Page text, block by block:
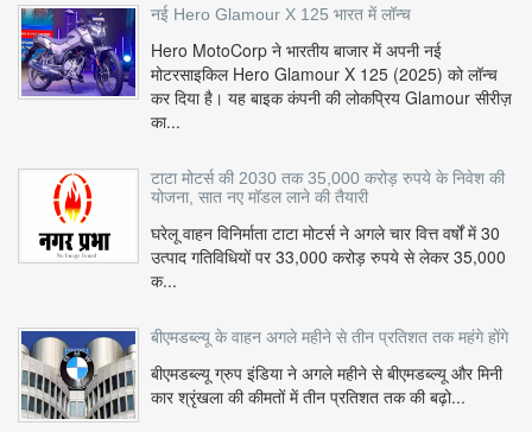
नई Hero Glamour X 125 भारत में लॉन्च
Hero MotoCorp ने भारतीय बाजार में अपनी नई
मोटरसाइकिल Hero Glamour X 125 (2025) को लॉन्च
कर दिया है। यह बाइक कंपनी की लोकप्रिय Glamour सीरीज़
का...
टाटा मोटर्स की 2030 तक 35,000 करोड़ रुपये के निवेश की
योजना, सात नए मॉडल लाने की तैयारी
घरेलू वाहन विनिर्माता टाटा मोटर्स ने अगले चार वित्त वर्षों में 30
उत्पाद गतिविधियों पर 33,000 करोड़ रुपये से लेकर 35,000
क...
बीएमडब्ल्यू के वाहन अगले महीने से तीन प्रतिशत तक महंगे होंगे
बीएमडब्ल्यू ग्रुप इंडिया ने अगले महीने से बीएमडब्ल्यू और मिनी
कार श्रृंखला की कीमतों में तीन प्रतिशत तक की बढ़ो...